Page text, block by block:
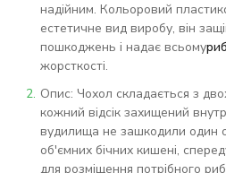
надійним. Кольоровий
естетичне вид виробу, він
пошкоджень і надає всьому
жорсткості.
Опис: Чохол складається з
кожний відсік захищений
вудилища не зашкодили один
об'ємних бічних кишені,
для розміщення потрібного